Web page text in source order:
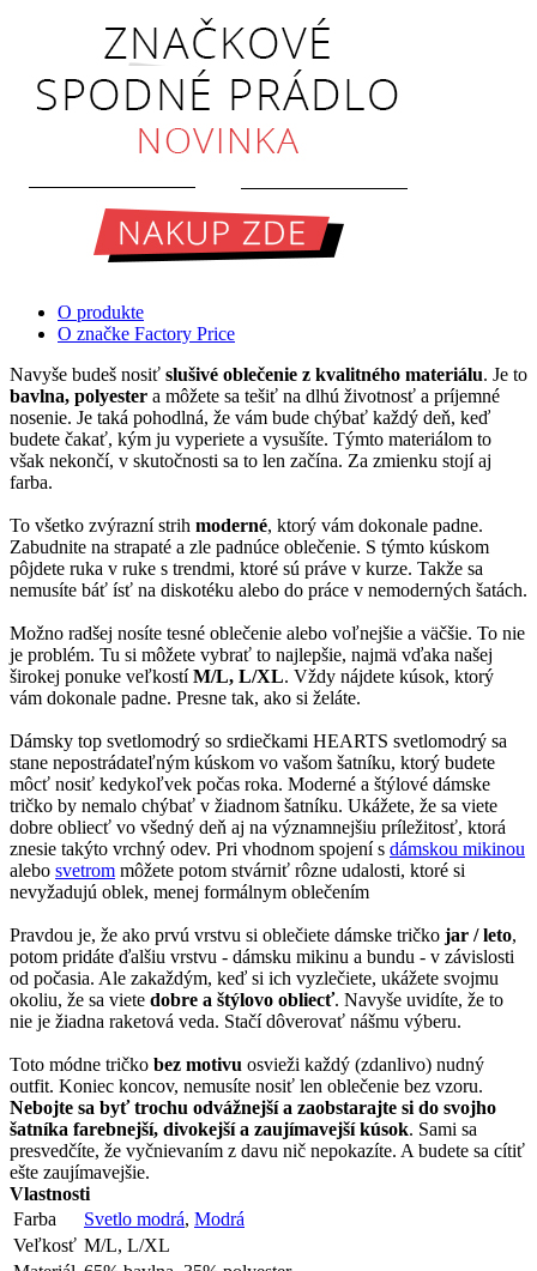
O produkte
O značke Factory Price
Navyše budeš nosiť slušivé oblečenie z kvalitného materiálu. Je to
bavlna, polyester a môžete sa tešiť na dlhú životnosť a príjemné
nosenie. Je taká pohodlná, že vám bude chýbať každý deň, keď
budete čakať, kým ju vyperiete a vysušíte. Týmto materiálom to
však nekončí, v skutočnosti sa to len začína. Za zmienku stojí aj
farba.
To všetko zvýrazní strih moderné, ktorý vám dokonale padne.
Zabudnite na strapaté a zle padnúce oblečenie. S týmto kúskom
pôjdete ruka v ruke s trendmi, ktoré sú práve v kurze. Takže sa
nemusíte báť ísť na diskotéku alebo do práce v nemoderných šatách.
Možno radšej nosíte tesné oblečenie alebo voľnejšie a väčšie. To nie
je problém. Tu si môžete vybrať to najlepšie, najmä vďaka našej
širokej ponuke veľkostíM/L, L/XL. Vždy nájdete kúsok, ktorý
vám dokonale padne. Presne tak, ako si želáte.
Dámsky top svetlomodrý so srdiečkami HEARTS svetlomodrý sa
stane nepostrádateľným kúskom vo vašom šatníku, ktorý budete
môcť nosiť kedykoľvek počas roka. Moderné a štýlové dámske
tričko by nemalo chýbať v žiadnom šatníku. Ukážete, že sa viete
dobre obliecť vo všedný deň aj na významnejšiu príležitosť, ktorá
znesie takýto vrchný odev. Pri vhodnom spojení s dámskou mikinou
alebo svetrom môžete potom stvárniť rôzne udalosti, ktoré si
nevyžadujú oblek, menej formálnym oblečením
Pravdou je, že ako prvú vrstvu si oblečiete dámske tričko jar / leto,
potom pridáte ďalšiu vrstvu - dámsku mikinu a bundu - v závislosti
od počasia. Ale zakaždým, keď si ich vyzlečiete, ukážete svojmu
okoliu, že sa viete dobre a štýlovo obliecť. Navyše uvidíte, že to
nie je žiadna raketová veda. Stačí dôverovať nášmu výberu.
Toto módne tričko bez motivu osvieži každý (zdanlivo) nudný
outfit. Koniec koncov, nemusíte nosiť len oblečenie bez vzoru.
Nebojte sa byť trochu odvážnejší a zaobstarajte si do svojho
šatníka farebnejší, divokejší a zaujímavejší kúsok. Sami sa
presvedčíte, že vyčnievaním z davu nič nepokazíte. A budete sa cítiť
ešte zaujímavejšie.
Vlastnosti
Farba
Svetlo modrá, Modrá
Veľkosť M/L, L/XL